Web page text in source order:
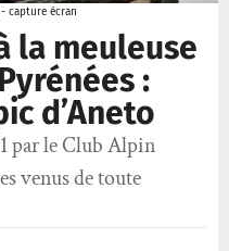
capture écran
la meuleuse
:
d’Aneto
par le Club Alpin
venus de toute